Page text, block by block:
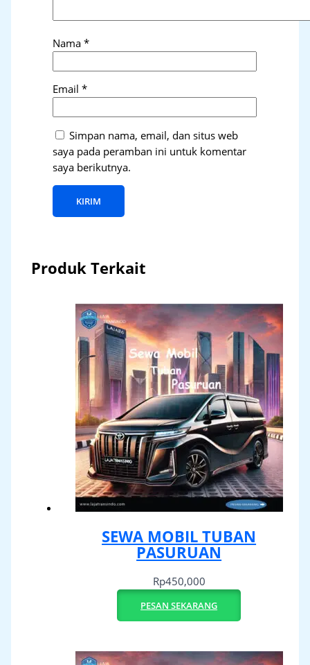
Nama*
Email*
Simpan nama, email, dan situs web
saya pada peramban ini untuk komentar
saya berikutnya.
Produk Terkait
SEWA MOBIL TUBAN
PASURUAN
Rp450,000
PESAN SEKARANG